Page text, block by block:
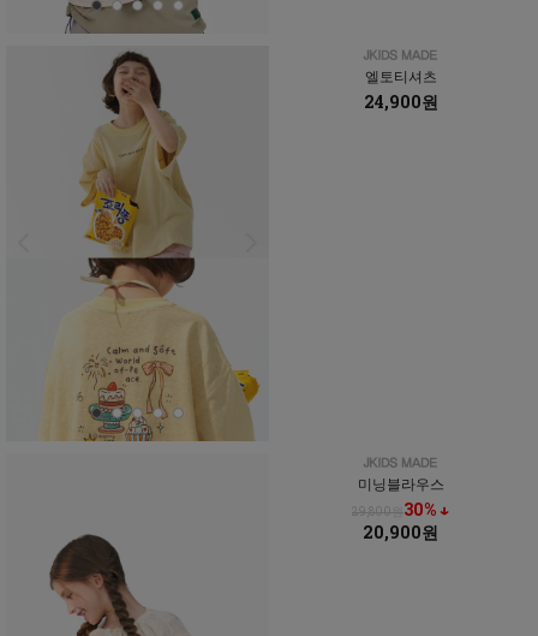
엘토티셔츠
24,900원
미닝블라우스
29,800원30% ↓
20,900원